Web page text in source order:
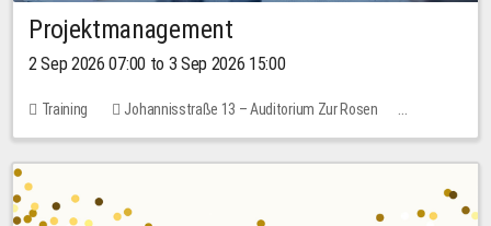
Projektmanagement
2 Sep 2026 07:00 to 3 Sep 2026 15:00
Training
Johannisstraße 13 – Auditorium Zur Rosen
No free places
30.00 EUR